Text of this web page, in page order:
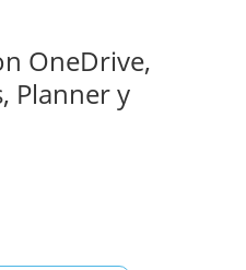
OneDrive,
Planner y